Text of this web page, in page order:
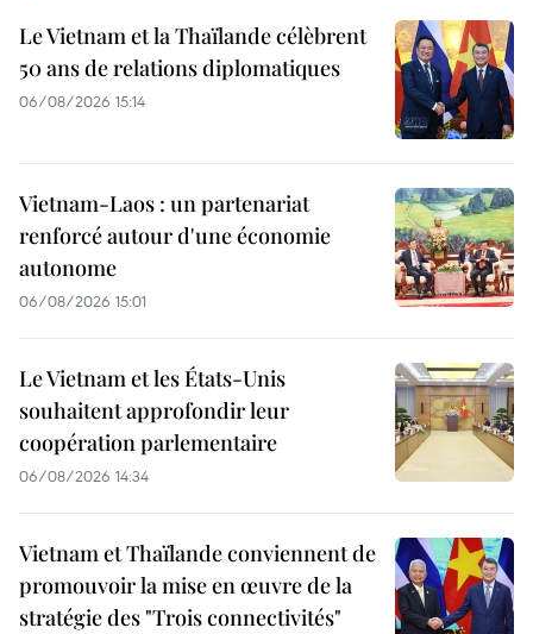
Le Vietnam et la Thaïlande célèbrent
50 ans de relations diplomatiques
06/08/2026 15:14
Vietnam-Laos : un partenariat
renforcé autour d'une économie
autonome
06/08/2026 15:01
Le Vietnam et les États-Unis
souhaitent approfondir leur
coopération parlementaire
06/08/2026 14:34
Vietnam et Thaïlande conviennent de
promouvoir la mise en œuvre de la
stratégie des "Trois connectivités"